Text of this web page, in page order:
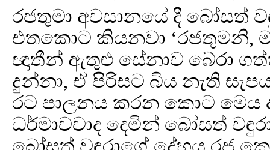
රජතුමා අවසානයේ දී බෝසත්
එතකොට කියනවා ‘රජතුමනි,
ඥාතීන් ඇතුළු සේනාව බේරා
දුන්නා, ඒ පිරිසට බිය නැති
රට පාලනය කරන කොට මෙය
ධර්මාවවාද දෙමින් බෝසත්